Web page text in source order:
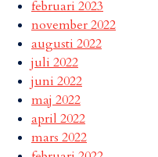
februari 2023
november 2022
augusti 2022
juli 2022
juni 2022
maj 2022
april 2022
mars 2022